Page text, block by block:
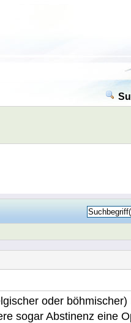
oder
sogar Abstinenz eine